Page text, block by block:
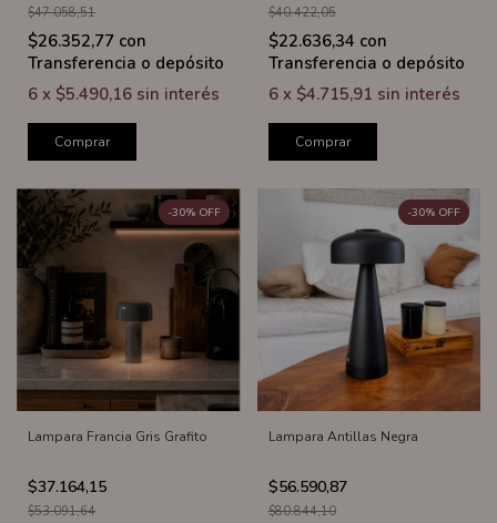
$47.058,51
$26.352,77 con
Transferencia o depósito
6 x $5.490,16 sin interés
Comprar
$40.422,05
$22.636,34 con
Transferencia o depósito
6 x $4.715,91 sin interés
Comprar
Lampara Francia Gris Grafito
$37.164,15
-30% OFF
$53.091,64
Lampara Antillas Negra
$56.590,87
-30% OFF
$80.844,10